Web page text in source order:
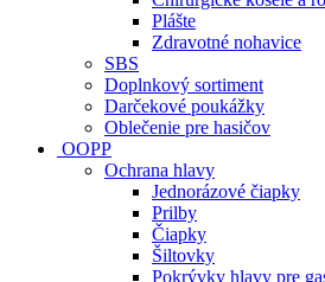
Plášte
Zdravotné nohavice
SBS
Doplnkový sortiment
Darčekové poukážky
Oblečenie pre hasičov
OOPP
Ochrana hlavy
Jednorázové čiapky
Prilby
Čiapky
Šiltovky
Pokrývky hlavy pre